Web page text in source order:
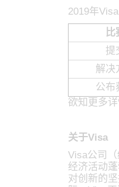
2019年
提
解决
公布
欲知更多详
关于Visa
Visa公司
经济活动
对创新的